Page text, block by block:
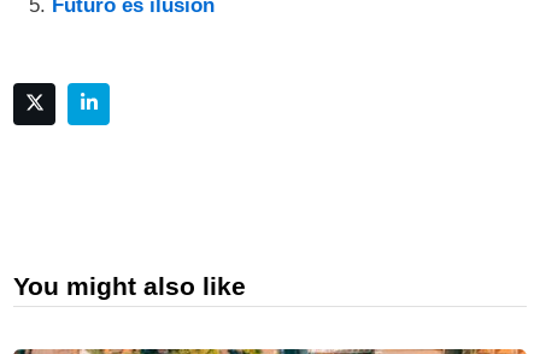
Futuro es ilusión
You might also like